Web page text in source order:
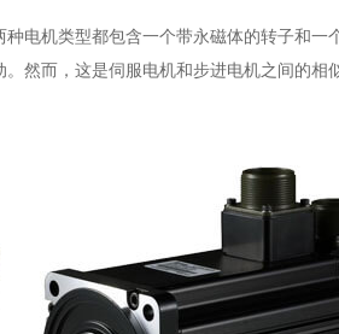
电机类型都包含一个带永磁体的转子和一
然而，这是伺服电机和步进电机之间的相